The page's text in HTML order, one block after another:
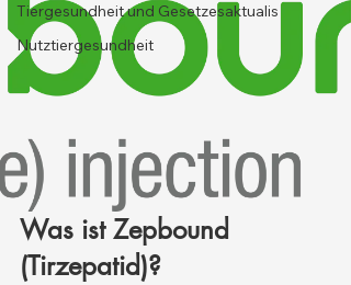
Tiergesundheit und Gesetzesaktualis
Nutztiergesundheit
Was ist Zepbound
(Tirzepatid)?